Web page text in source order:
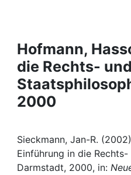
Projects
People
Institutions
Awards
My FIS
Hofmann,
die Rechts- und
2000
Sieckmann, Jan-R.
Einführung in die
Darmstadt, 2000, in: